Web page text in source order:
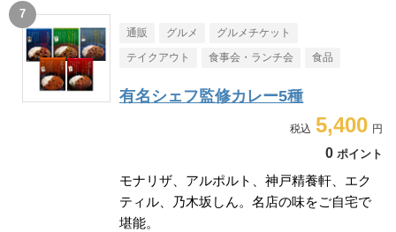
通販 グルメ グルメチケット
テイクアウト 食事会・ランチ会 食品
有名シェフ監修カレー5種
5,400
0 ポイント
モナリザ、アルポルト、神戸精養軒、エク
ティル、乃木坂しん。名店の味をご自宅で
堪能。